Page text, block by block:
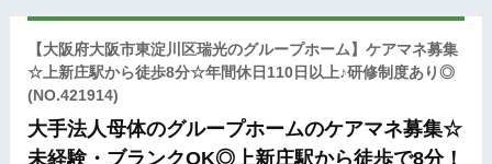
【大阪府大阪市東淀川区瑞光のグループホーム】ケアマネ募集
☆上新庄駅から徒歩8分☆年間休日110日以上♪研修制度あり◎
(NO.421914)
大手法人母体のグループホームのケアマネ募集☆
未経験・ブランクOK◎上新庄駅から徒歩で8分！